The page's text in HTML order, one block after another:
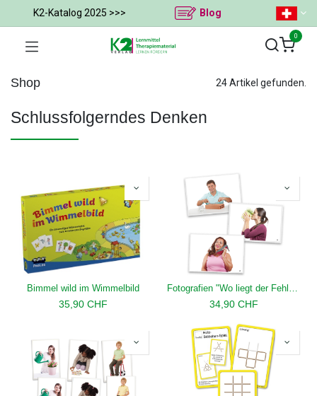
K2-Katalog 2025 >>> Blog
0
Shop 24 Artikel gefunden.
Schlussfolgerndes Denken
Bimmel wild im Wimmelbild
35,90 CHF
Fotografien "Wo liegt der Fehler?"
34,90 CHF